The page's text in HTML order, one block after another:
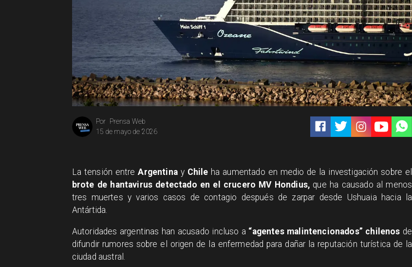
Prensa Web
Por
15 de mayo de 2026
La tensión entreArgentinay Chile ha aumentado en medio de la investigación sobre el
brote de hantavirus detectado en el crucero MV Hondius, que ha causado al menos
tres muertes y varios casos de contagio después de zarpar desde Ushuaia hacia la
Antártida.
Autoridades argentinas han acusado incluso a “agentes malintencionados” chilenos de
difundir rumores sobre el origen de la enfermedad para dañar la reputación turística de la
ciudad austral.